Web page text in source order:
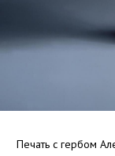
Печать с гербом